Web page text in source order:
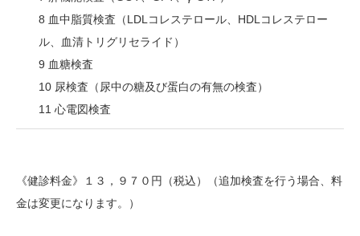
8 血中脂質検査（LDLコレステロール、HDLコレステロー
ル、血清トリグリセライド）
9 血糖検査
10 尿検査（尿中の糖及び蛋白の有無の検査）
11 心電図検査
《健診料金》１３，９７０円（税込）（追加検査を行う場合、料
金は変更になります。）